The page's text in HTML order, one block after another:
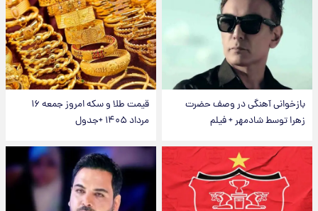
بازخوانی آهنگی در وصف حضرت
زهرا توسط شادمهر + فیلم
قیمت طلا و سکه امروز جمعه ۱۶
مرداد ۱۴۰۵ +جدول